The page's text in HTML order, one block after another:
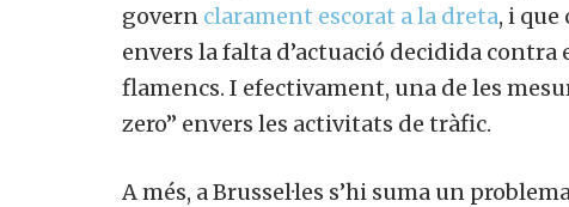
govern clarament escorat a la dreta, i
envers la falta d’actuació decidida
flamencs. I efectivament, una de les
zero” envers les activitats de tràfic.
A més, a Brussel·les s’hi suma un